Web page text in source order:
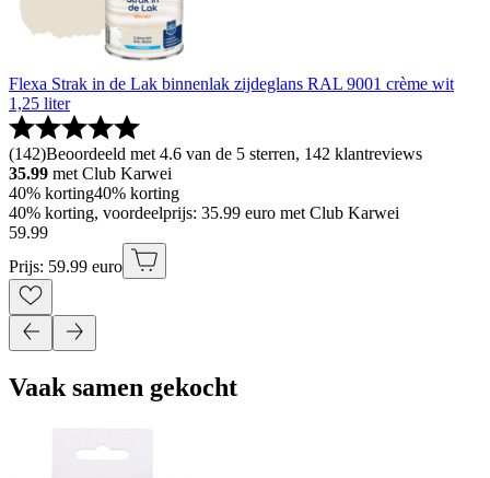
Flexa Strak in de Lak binnenlak zijdeglans RAL 9001 crème wit
1,25 liter
(142)Beoordeeld met 4.6 van de 5 sterren, 142 klantreviews
35.99 met Club Karwei
40% korting40% korting
40% korting, voordeelprijs: 35.99 euro met Club Karwei
59.99
Prijs: 59.99 euro
Vaak samen gekocht